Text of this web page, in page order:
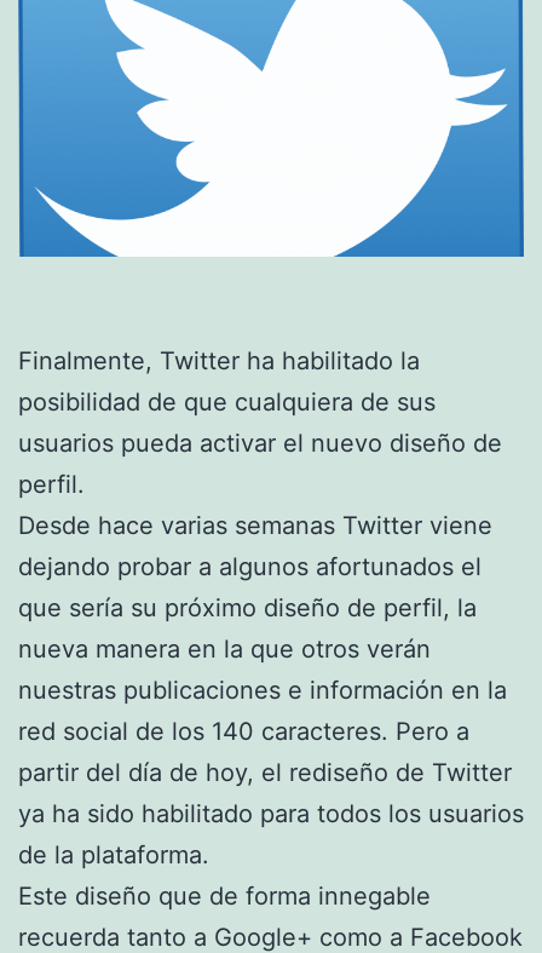
Finalmente, Twitter ha habilitado la
posibilidad de que cualquiera de sus
usuarios pueda activar el nuevo diseño de
perfil.
Desde hace varias semanas Twitter viene
dejando probar a algunos afortunados el
que sería su próximo diseño de perfil, la
nueva manera en la que otros verán
nuestras publicaciones e información en la
red social de los 140 caracteres. Pero a
partir del día de hoy, el rediseño de Twitter
ya ha sido habilitado para todos los usuarios
de la plataforma.
Este diseño que de forma innegable
recuerda tanto a Google+ como a Facebook